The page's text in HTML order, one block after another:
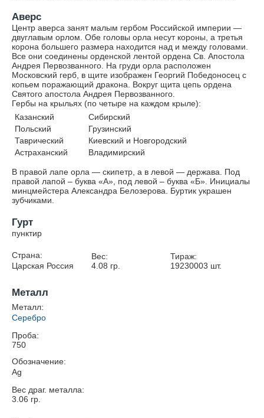
Аверс
Центр аверса занят малым гербом Российской империи —
двуглавым орлом. Обе головы орла несут короны, а третья
корона большего размера находится над и между головами.
Все они соединены орденской лентой ордена Св. Апостола
Андрея Первозванного. На груди орла расположен
Московский герб, в щите изображен Георгий Победоносец с
копьем поражающий дракона. Вокруг щита цепь ордена
Святого апостола Андрея Первозванного.
Гербы на крыльях (по четыре на каждом крыле):
Казанский
Польский
Таврический
Астраханский
Сибирский
Грузинский
Киевский и Новгородский
Владимирский
В правой лапе орла — скипетр, а в левой — держава. Под
правой лапой – буква «А», под левой – буква «Б». Инициалы
минцмейстера Александра Белозерова. Буртик украшен
зубчиками.
Гурт
пунктир
Страна:
Царская Россия
Вес:
4.08 гр.
Тираж:
19230003 шт.
Металл
Металл:
Серебро
Проба:
750
Обозначение:
Ag
Вес драг. металла:
3.06 гр.